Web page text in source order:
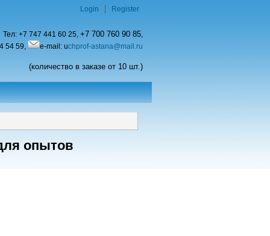
Тел: +7 747 441 60 25, +7 700 760 90 85,
54 59,
e-mail: uchprof-astana@mail.ru
(количество в заказе от 10 шт.)
Login Register
опытов